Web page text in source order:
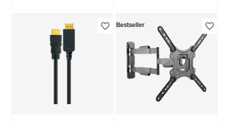
Bestseller